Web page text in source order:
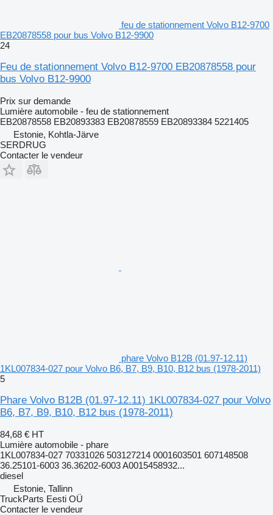
feu de stationnement Volvo B12-9700
EB20878558 pour bus Volvo B12-9900
24
Feu de stationnement Volvo B12-9700 EB20878558 pour
bus Volvo B12-9900
Prix sur demande
Lumière automobile - feu de stationnement
EB20878558 EB20893383 EB20878559 EB20893384 5221405
Estonie, Kohtla-Järve
SERDRUG
Contacter le vendeur
phare Volvo B12B (01.97-12.11)
1KL007834-027 pour Volvo B6, B7, B9, B10, B12 bus (1978-2011)
5
Phare Volvo B12B (01.97-12.11) 1KL007834-027 pour Volvo
B6, B7, B9, B10, B12 bus (1978-2011)
84,68 € HT
Lumière automobile - phare
1KL007834-027 70331026 503127214 0001603501 607148508
36.25101-6003 36.36202-6003 A0015458932...
diesel
Estonie, Tallinn
TruckParts Eesti OÜ
Contacter le vendeur